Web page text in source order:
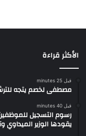
الأكثر قراءة
قبل 25 minutes
مصطفى لخصم يتجه
قبل 40 minutes
رسوم التسجيل
يقودها الوزير الميداوي